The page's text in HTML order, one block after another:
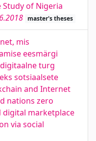
Study of Nigeria
master's theses
mis
eesmärgi
turg
sotsiaalsete
and Internet
nations zero
digital marketplace
via social